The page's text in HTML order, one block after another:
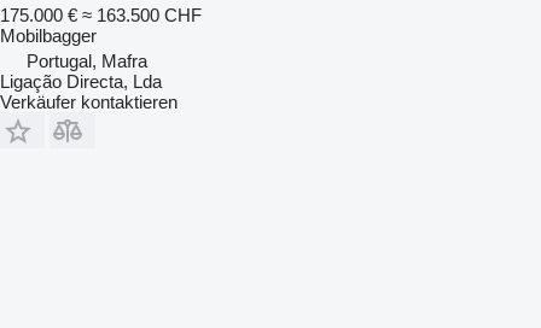
175.000 € ≈ 163.500 CHF
Mobilbagger
Portugal, Mafra
Ligação Directa, Lda
Verkäufer kontaktieren